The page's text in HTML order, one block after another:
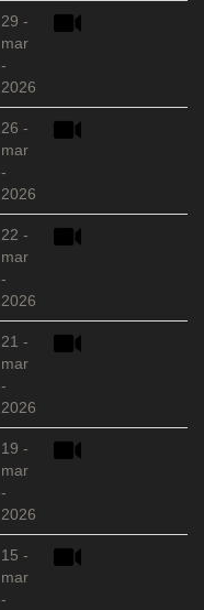
29 -
mar
-
2026
26 -
mar
-
2026
22 -
mar
-
2026
21 -
mar
-
2026
19 -
mar
-
2026
15 -
mar
-